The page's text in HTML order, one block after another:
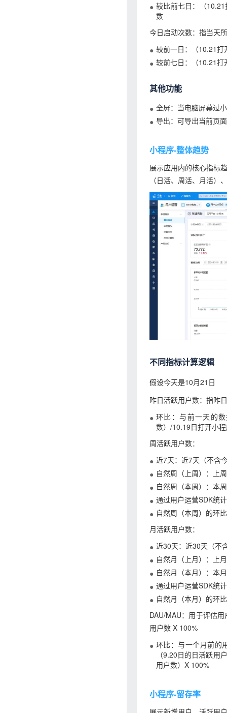
较比前七日：（
数
今日启动次数：指当天
较前一日：（10.21
较前七日：（10.21
其他功能
全屏：当电脑屏幕过
导出：可导出当前页
小程序-整体趋势
展示应用内的核心指标
（日活、周活、月活）
不同指标计算逻辑
假设今天是10月21日
昨日活跃用户数：指昨
环比：与前一天的
数）/10.19日打开小
周活跃用户数：
近7天：近7天（不含
自然周（上周）：上
自然周（本周）：本
通过用户运营SDK统计
自然周（本周）的环
月活跃用户数：
近30天：近30天（不
自然月（上月）：上
自然月（本月）：本
通过用户运营SDK统计
自然月（本月）的环
DAU/MAU：用于评估
用户数 X 100%
环比：与一个月前的
（9.20日的日活跃用
用户数）X 100%
小程序-留存率